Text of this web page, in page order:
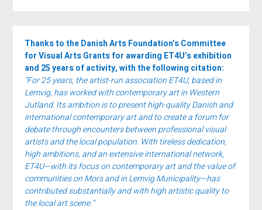
Thanks to the Danish Arts Foundation’s Committee
for Visual Arts Grants for awarding ET4U’s exhibition
and 25 years of activity, with the following citation:
“For 25 years, the artist-run association ET4U, based in
Lemvig, has worked with contemporary art in Western
Jutland. Its ambition is to present high-quality Danish and
international contemporary art and to create a forum for
debate through encounters between professional visual
artists and the local population. With tireless dedication,
high ambitions, and an extensive international network,
ET4U—with its focus on contemporary art and the value of
communities on Mors and in Lemvig Municipality—has
contributed substantially and with high artistic quality to
the local art scene.”